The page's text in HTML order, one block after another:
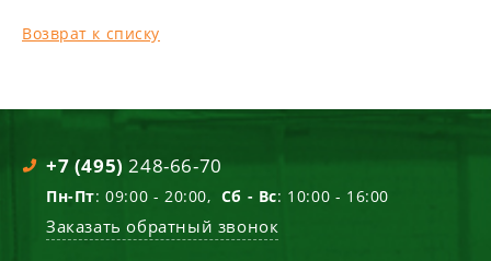
Возврат к списку
+7 (495) 248-66-70
Пн-Пт: 09:00 - 20:00, Сб - Вс: 10:00 - 16:00
Заказать обратный звонок